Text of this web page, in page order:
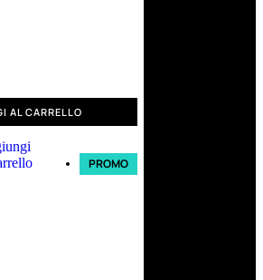
AL CARRELLO
PROMO